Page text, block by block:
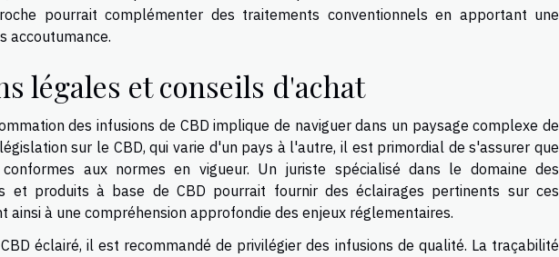
pourrait complémenter des traitements conventionnels en apportant une
accoutumance.
légales et conseils d'achat
des infusions de CBD implique de naviguer dans un paysage complexe de
sur le CBD, qui varie d'un pays à l'autre, il est primordial de s'assurer que
aux normes en vigueur. Un juriste spécialisé dans le domaine des
et produits à base de CBD pourrait fournir des éclairages pertinents sur ces
ainsi à une compréhension approfondie des enjeux réglementaires.
éclairé, il est recommandé de privilégier des infusions de qualité. La traçabilité